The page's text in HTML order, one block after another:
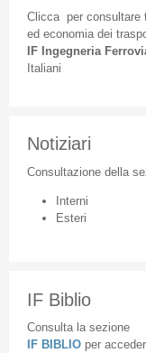
Cliccaper consultare
ed economia dei
IF Ingegneria
Italiani
Notiziari
Consultazione della
Interni
Esteri
IF Biblio
Consulta la sezione
IF BIBLIO per